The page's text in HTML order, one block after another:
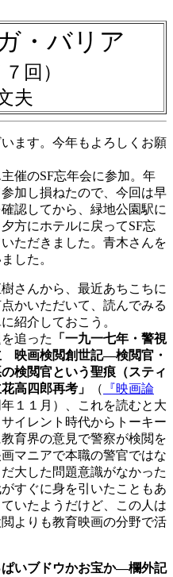
・バリア
回）
夫
す。今年もよろしくお願
催のSF忘年会に参加。年
加し損ねたので、今回は早
認してから、緑地公園駅に
方にホテルに戻ってSF忘
ただきました。青木さんを
した。
さんから、最近あちこちに
かいただいて、読んでみる
紹介しておこう。
追った
「一九一七年・警視
映画検閲創世記―検閲官・
の検閲官という聖痕（スティ
高四郎再考」
（
『映画論
年１１月）、これを読むと大
イレント時代からトーキー
育界の意見で警察が検閲を
マニアで本職の警官ではな
大した問題意識がなかった
すぐに身を引いたこともあ
いたようだけど、この人は
よりも教育映画の分野で活
ぱいブドウかお宝か―欄外記